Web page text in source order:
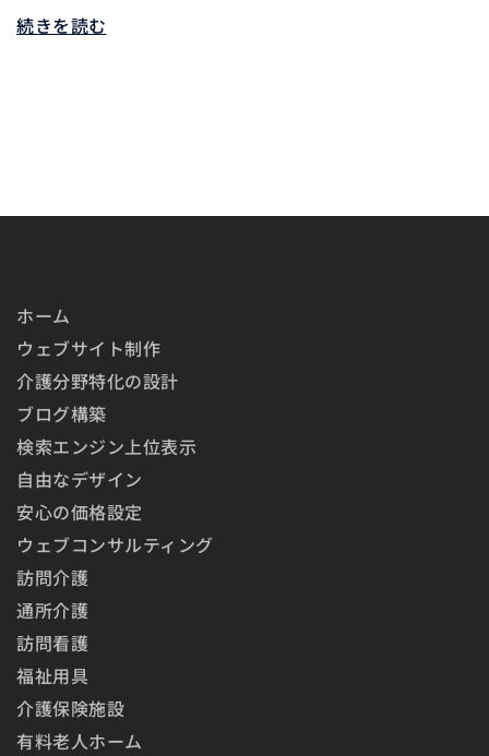
続きを読む
ホーム
ウェブサイト制作
介護分野特化の設計
ブログ構築
検索エンジン上位表示
自由なデザイン
安心の価格設定
ウェブコンサルティング
訪問介護
通所介護
訪問看護
福祉用具
介護保険施設
有料老人ホーム